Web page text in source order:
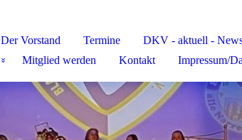
Der Vorstand Termine DKV - aktuell -
Mitglied werden Kontakt Impressum/